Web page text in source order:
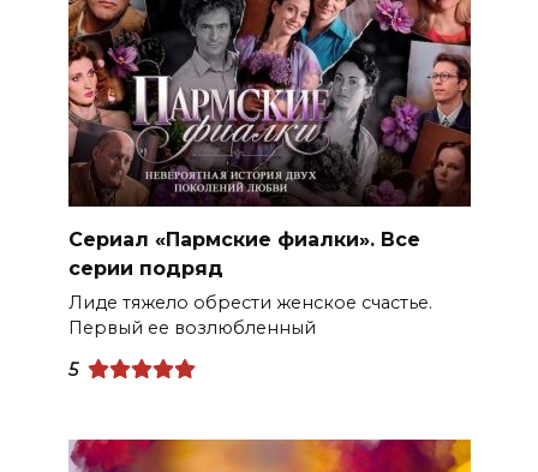
Сериал «Пармские фиалки». Все
серии подряд
Лиде тяжело обрести женское счастье.
Первый ее возлюбленный
5